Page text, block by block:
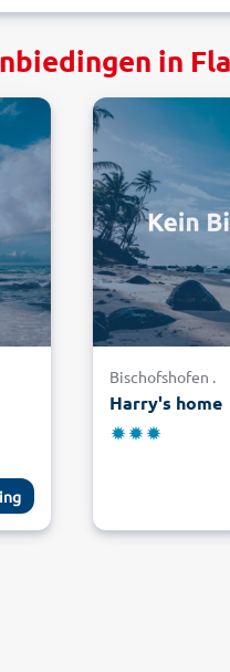
in
Bischofshofen .
Harry's home